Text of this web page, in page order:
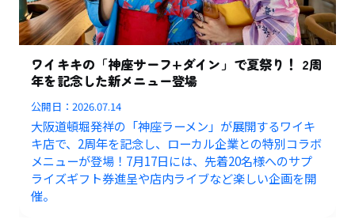
ワイキキの「神座サーフ+ダイン」で夏祭り！ 2周
年を記念した新メニュー登場
公開日：2026.07.14
大阪道頓堀発祥の「神座ラーメン」が展開するワイキ
キ店で、2周年を記念し、ローカル企業との特別コラボ
メニューが登場！7月17日には、先着20名様へのサプ
ライズギフト券進呈や店内ライブなど楽しい企画を開
催。